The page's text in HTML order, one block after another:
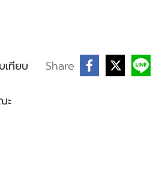
เทียบ Share
ะ